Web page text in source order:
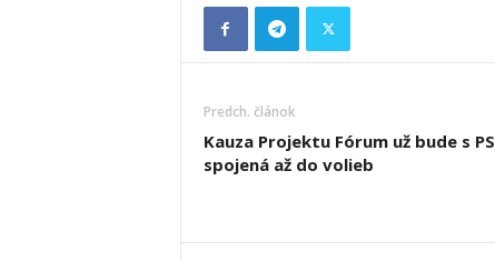
Predch. článok
Kauza Projektu Fórum už bude s PS
spojená až do volieb